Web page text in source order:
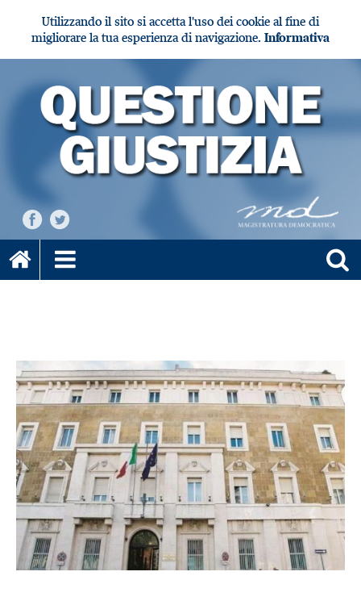
Utilizzando il sito si accetta l'uso dei cookie al fine di
migliorare la tua esperienza di navigazione. Informativa